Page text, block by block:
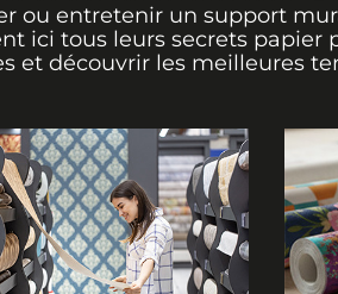
ou entretenir un support
ici tous leurs secrets papier
et découvrir les meilleures